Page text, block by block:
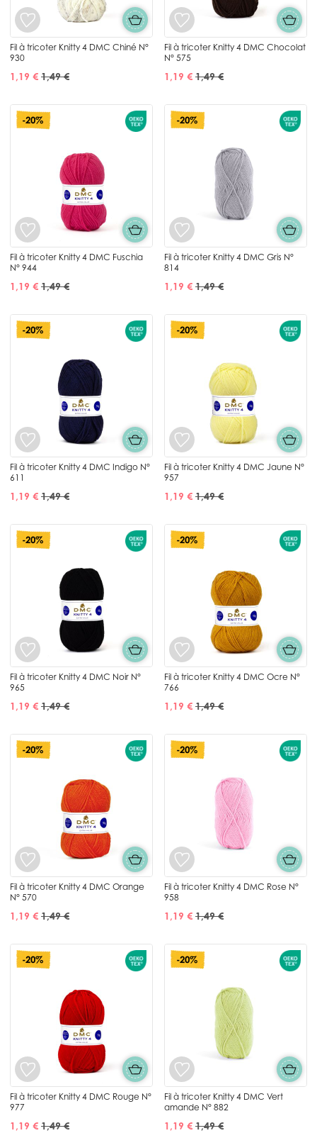
Fil à tricoter Knitty 4 DMC Chiné N°
930
1,19 € 1,49 €
Fil à tricoter Knitty 4 DMC Chocolat
N° 575
1,19 € 1,49 €
-20%
Fil à tricoter Knitty 4 DMC Fuschia
N° 944
1,19 € 1,49 €
-20%
Fil à tricoter Knitty 4 DMC Gris N°
814
1,19 € 1,49 €
-20%
Fil à tricoter Knitty 4 DMC Indigo N°
611
1,19 € 1,49 €
-20%
Fil à tricoter Knitty 4 DMC Jaune N°
957
1,19 € 1,49 €
-20%
Fil à tricoter Knitty 4 DMC Noir N°
965
1,19 € 1,49 €
-20%
Fil à tricoter Knitty 4 DMC Ocre N°
766
1,19 € 1,49 €
-20%
Fil à tricoter Knitty 4 DMC Orange
N° 570
1,19 € 1,49 €
-20%
Fil à tricoter Knitty 4 DMC Rose N°
958
1,19 € 1,49 €
-20%
Fil à tricoter Knitty 4 DMC Rouge N°
977
1,19 € 1,49 €
-20%
Fil à tricoter Knitty 4 DMC Vert
amande N° 882
1,19 € 1,49 €